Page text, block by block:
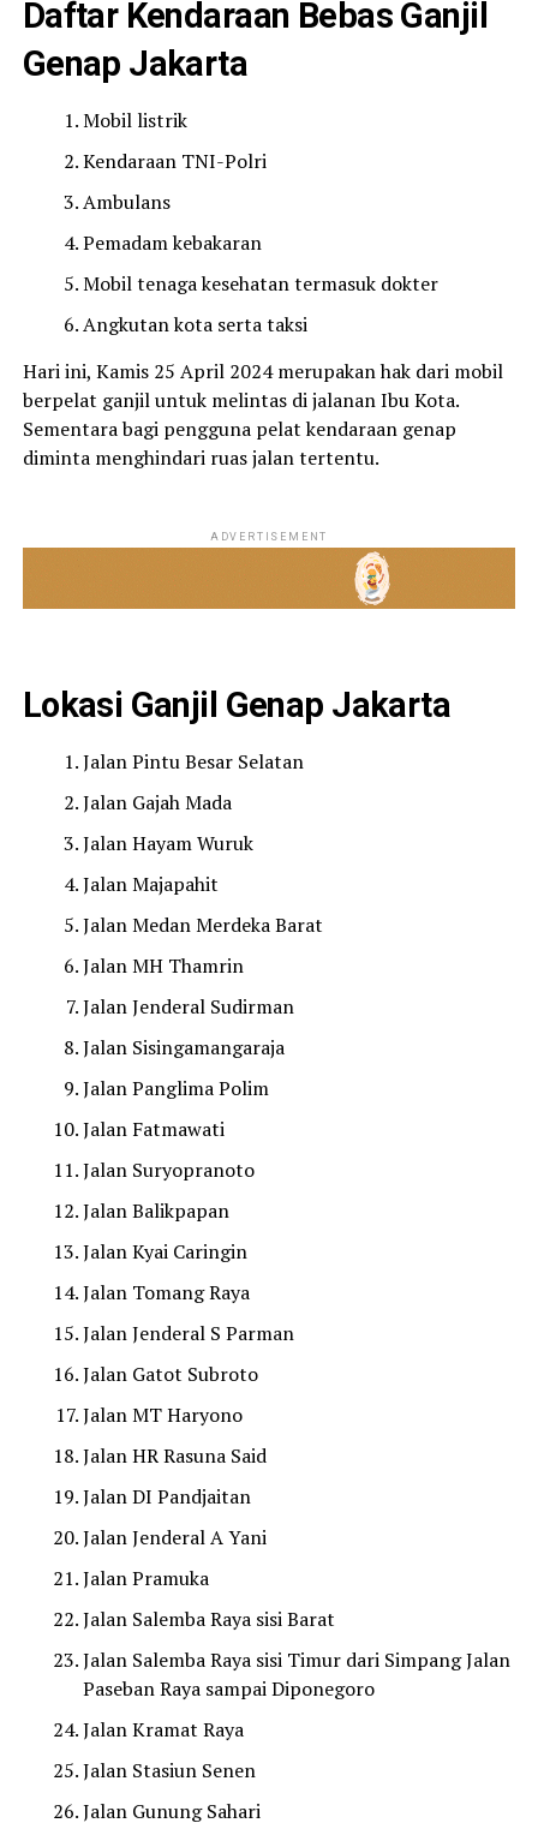
Daftar Kendaraan Bebas Ganjil
Genap Jakarta
Mobil listrik
Kendaraan TNI-Polri
Ambulans
Pemadam kebakaran
Mobil tenaga kesehatan termasuk dokter
Angkutan kota serta taksi
Hari ini, Kamis 25 April 2024 merupakan hak dari mobil
berpelat ganjil untuk melintas di jalanan Ibu Kota.
Sementara bagi pengguna pelat kendaraan genap
diminta menghindari ruas jalan tertentu.
ADVERTISEMENT
Lokasi Ganjil Genap Jakarta
Jalan Pintu Besar Selatan
Jalan Gajah Mada
Jalan Hayam Wuruk
Jalan Majapahit
Jalan Medan Merdeka Barat
Jalan MH Thamrin
Jalan Jenderal Sudirman
Jalan Sisingamangaraja
Jalan Panglima Polim
Jalan Fatmawati
Jalan Suryopranoto
Jalan Balikpapan
Jalan Kyai Caringin
Jalan Tomang Raya
Jalan Jenderal S Parman
Jalan Gatot Subroto
Jalan MT Haryono
Jalan HR Rasuna Said
Jalan DI Pandjaitan
Jalan Jenderal A Yani
Jalan Pramuka
Jalan Salemba Raya sisi Barat
Jalan Salemba Raya sisi Timur dari Simpang Jalan
Paseban Raya sampai Diponegoro
Jalan Kramat Raya
Jalan Stasiun Senen
Jalan Gunung Sahari